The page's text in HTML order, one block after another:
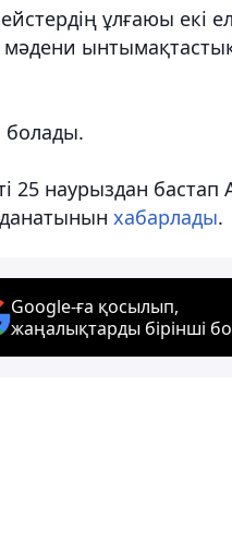
ұлғаюы екі
болады.
25 наурыздан бастап
хабарлады.
Google-ға қосылып,
жаңалықтарды бірінші